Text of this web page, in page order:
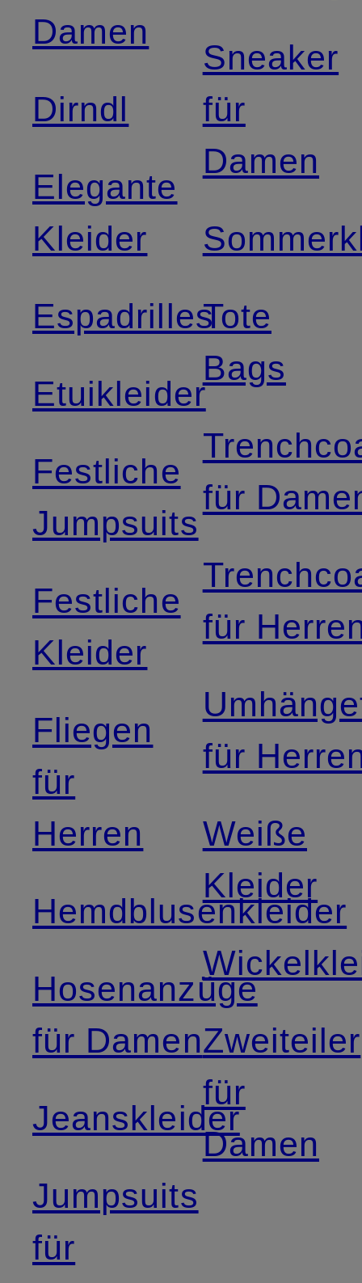
Damen
Dirndl
Elegante
Kleider
Espadrilles
Etuikleider
Festliche
Jumpsuits
Festliche
Kleider
Fliegen
für
Herren
Hemdblusenkleider
Hosenanzüge
für Damen
Jeanskleider
Jumpsuits
für
Sneaker
für
Damen
Tote
Bags
für
für
für
Weiße
Kleider
Zweiteiler
für
Damen